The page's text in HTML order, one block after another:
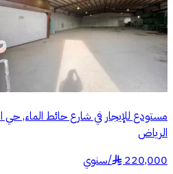
مستودع للإيجار في شارع حائط الماء,
الرياض
220,000
§
/سنوي